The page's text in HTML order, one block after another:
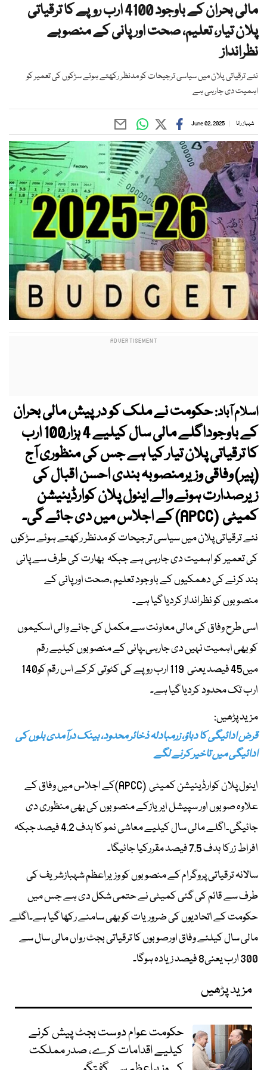
مالی بحران کے باوجود 4100 ارب روپے کا ترقیاتی
پلان تیار، تعلیم، صحت اور پانی کے منصوبے
نظرانداز
نئے ترقیاتی پلان میں سیاسی ترجیحات کو مدنظر رکھتے ہوئے سڑکوں کی تعمیر کو
اہمیت دی جارہی ہے
شہباز رانا June 02, 2025
اسلام آباد:حکومت نے ملک کو درپیش مالی بحران
کے باوجوداگلے مالی سال کیلیے 4 ہزار100 ارب
کا ترقیاتی پلان تیار کیا ہے جس کی منظوری آج
(پیر) وفاقی وزیرمنصوبہ بندی احسن اقبال کی
زیرصدارت ہونے والے اینول پلان کوارڈینیشن
کمیٹی (APCC) کے اجلاس میں دی جائے گی۔
نئے ترقیاتی پلان میں سیاسی ترجیحات کو مدنظر رکھتے ہوئے سڑکوں
کی تعمیر کو اہمیت دی جارہی ہے جبکہ بھارت کی طرف سے پانی
بند کرنے کی دھمکیوں کے باوجود تعلیم ،صحت اور پانی کے
منصوبوں کو نظرانداز کردیا گیا ہے۔
اسی طرح وفاق کی مالی معاونت سے مکمل کی جانے والی اسکیموں
کو بھی اہمیت نہیں دی جارہی۔پانی کے منصوبوں کیلیے رقم
میں45 فیصد یعنی 119 ارب روپے کی کٹوتی کرکے اس رقم کو140
ارب تک محدود کردیا گیا ہے۔
مزید پڑھیں:
قرض ادائیگی کا دباؤ، زرمبادلہ ذخائر محدود، بینک درآمدی بلوں کی
ادائیگی میں تاخیر کرنے لگے
اینول پلان کوارڈینیشن کمیٹی (APCC)کے اجلاس میں وفاق کے
علاوہ صوبوں اور سپیشل ایریازکے منصوبوں کی بھی منظوری دی
جائیگی۔اگلے مالی سال کیلیے معاشی نمو کا ہدف 4.2 فیصد جبکہ
افراط زرکا ہدف 7.5 فیصد مقررکیا جائیگا۔
سالانہ ترقیاتی پروگرام کے منصوبوں کو وزیراعظم شہبازشریف کی
طرف سے قائم کی گئی کمیٹی نے حتمی شکل دی ہے جس میں
حکومت کے اتحادیوں کی ضروریات کو بھی سامنے رکھا گیا ہے۔اگلے
مالی سال کیلئے وفاق اورصوبوں کا ترقیاتی بجٹ رواں مالی سال سے
300 ارب یعنی8 فیصد زیادہ ہوگا۔
مزید پڑھیں
حکومت عوام دوست بجٹ پیش کرنے
کیلیے اقدامات کرے، صدر مملکت